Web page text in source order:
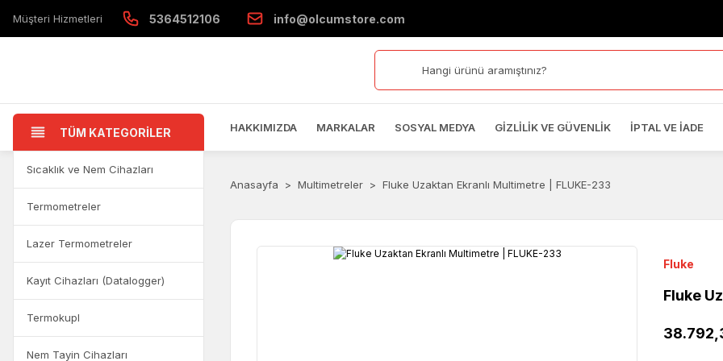
Müşteri Hizmetleri 5364512106 info@olcumstore.com
TÜM KATEGORİLER HAKKIMIZDA MARKALAR SOSYAL MEDYA GIZLILIK VE GÜVENLIK İPTAL VE İADE
Sıcaklık ve Nem Cihazları
Termometreler
Lazer Termometreler
Kayıt Cihazları (Datalogger)
Termokupl
Nem Tayin Cihazları
Anasayfa Multimetreler Fluke Uzaktan Ekranlı Multimetre | FLUKE-233
Fluke
Fluke